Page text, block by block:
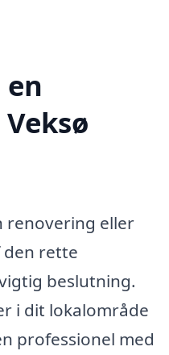
renovering eller
den rette
beslutning.
i dit lokalområde
professionel med